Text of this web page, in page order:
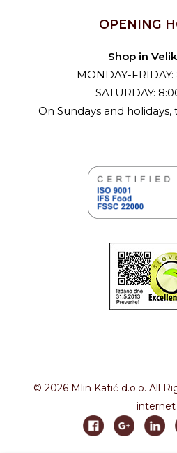
OPENING
Shop in
MONDAY-FRIDAY:
SATURDAY:
On Sundays and holidays,
© 2026 Mlin Katić d.o.o. All
internet